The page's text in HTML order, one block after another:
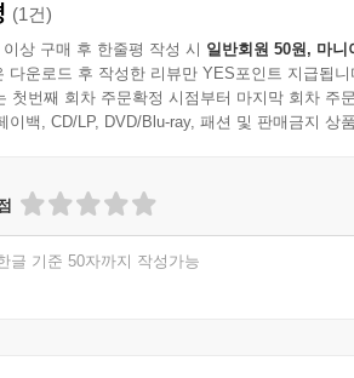
(1건)
이상 구매 후 한줄평 작성 시 일반회원 50원, 마니
다운로드 후 작성한 리뷰만 YES포인트 지급됩니
첫번째 회차 주문확정 시점부터 마지막 회차 주
이백, CD/LP, DVD/Blu-ray, 패션 및 판매금지 상
글 기준 50자까지 작성가능